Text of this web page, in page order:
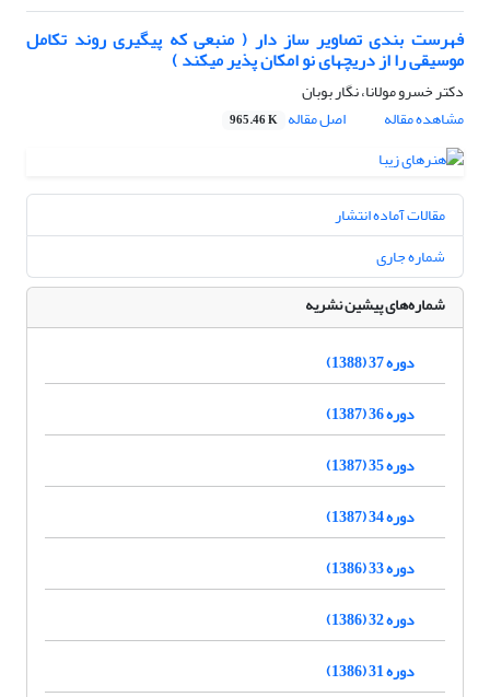
فهرست بندی تصاویر ساز دار ( منبعی که پیگیری روند تکامل
موسیقی را از دریچهای نو امکان پذیر میکند )
دکتر خسرو مولانا، نگار بوبان
مشاهده مقاله
اصل مقاله 965.46 K
مقالات آماده انتشار
شماره جاری
شماره‌های پیشین نشریه
دوره 37 (1388)
دوره 36 (1387)
دوره 35 (1387)
دوره 34 (1387)
دوره 33 (1386)
دوره 32 (1386)
دوره 31 (1386)